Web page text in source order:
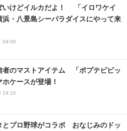
話題
09:00
いけどイルカだよ！ 「イロワケイ
浜・八景島シーパラダイスにやって来
19:10
者のマストアイテム 「ポプテピピッ
ホケースが登場！
とプロ野球がコラボ おなじみのドッ